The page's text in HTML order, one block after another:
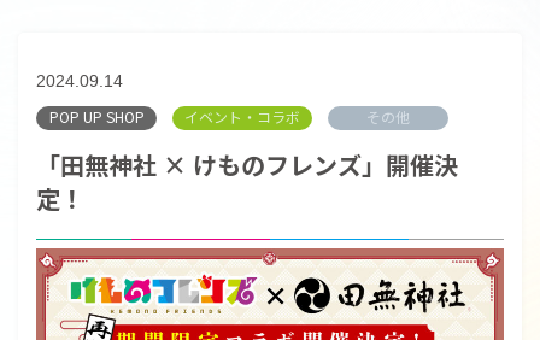
2024.09.14
POP UP SHOP イベント・コラボ その他
「田無神社 × けものフレンズ」開催決
定！